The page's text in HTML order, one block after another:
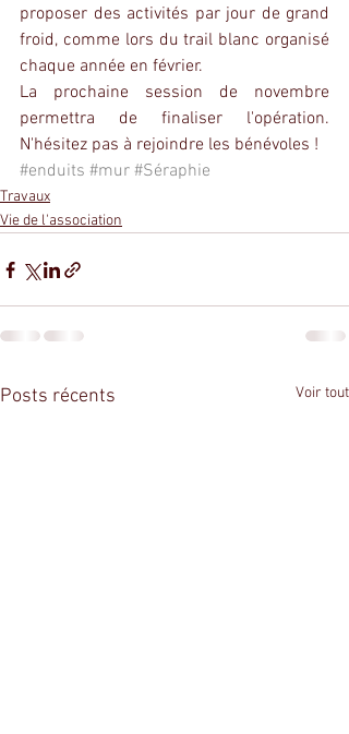
proposer des activités par jour de grand
froid, comme lors du trail blanc organisé
chaque année en février.
La prochaine session de novembre
permettra de finaliser l'opération.
N'hésitez pas à rejoindre les bénévoles !
#enduits #mur #Séraphie
Travaux
Vie de l'association
Posts récents Voir tout